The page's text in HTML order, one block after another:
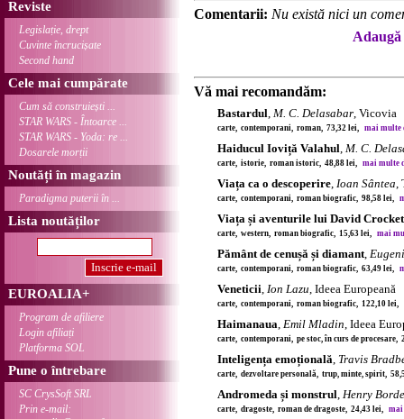
Reviste
Legislație, drept
Cuvinte încrucișate
Second hand
Cele mai cumpărate
Cum să construiești ...
STAR WARS - Întoarce ...
STAR WARS - Yoda: re ...
Dosarele morții
Noutăți în magazin
Paradigma puterii în ...
Lista noutăților
EUROALIA+
Program de afiliere
Login afiliați
Platforma SOL
Pune o întrebare
SC CrysSoft SRL
Prin e-mail:
Comentarii: Nu există nici un
Vă mai recomandăm:
Bastardul, M. C. Delasabar, Vicovia
carte, contemporani, roman, 73,32 lei, mai multe
Haiducul Ioviță Valahul, M. C.
carte, istorie, roman istoric, 48,88 lei, mai multe
Viața ca o descoperire, Ioan Sântea,
carte, contemporani, roman biografic, 98,58 lei,
Viața și aventurile lui David
carte, western, roman biografic, 15,63 lei, mai
Pământ de cenușă și diamant,
carte, contemporani, roman biografic, 63,49 lei,
Veneticii, Ion Lazu, Ideea Europeană
carte, contemporani, roman biografic, 122,10 lei,
Haimanaua, Emil Mladin, Ideea
carte, contemporani, pe stoc, în curs de
Inteligența emoțională, Travis
carte, dezvoltare personală, trup, minte, spirit,
Andromeda și monstrul, Henry
carte, dragoste, roman de dragoste, 24,43 lei, mai